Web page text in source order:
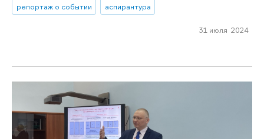
репортаж о событии
аспирантура
31 июля 2024